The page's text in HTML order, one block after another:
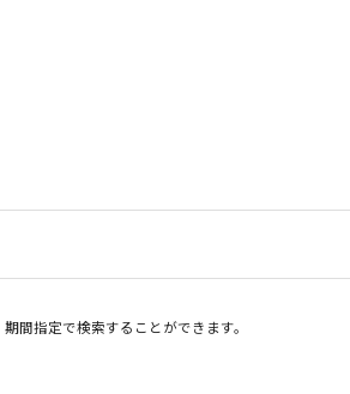
間指定で検索することができます。